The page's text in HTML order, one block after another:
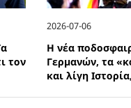
τον
2026-07-06
Η νέα
Γερμανών, τα
και λίγη